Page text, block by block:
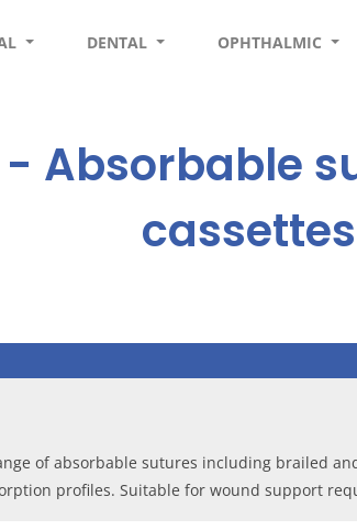
DENTAL OPHTHALMIC
- Absorbable
cassettes
of absorbable sutures including brailed
profiles. Suitable for wound support